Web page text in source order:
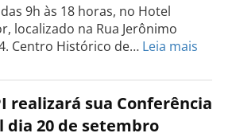
18
de
setembro
9h às 18 horas, no Hotel
localizado na Rua Jerônimo
Centro Histórico de… Leia mais
do
PCdoB
Rio
realizará sua Conferência
dia 20 de setembro